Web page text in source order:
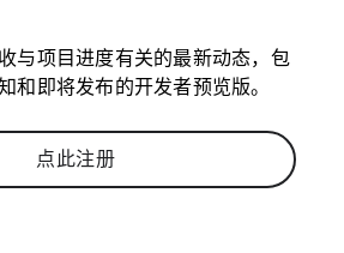
与项目进度有关的最新动态，包
和即将发布的开发者预览版。
点此注册